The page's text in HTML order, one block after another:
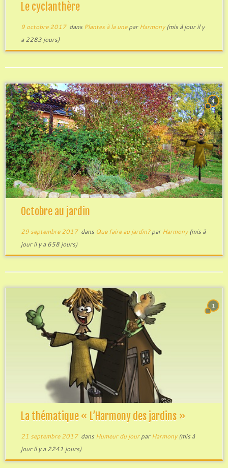
Le cyclanthère
9 octobre 2017dans Plantes à la uneparHarmony(mis à jour il y
a 2283 jours)
4
Octobre au jardin
29 septembre 2017dans Que faire au jardin?parHarmony(mis à
jour il y a 658 jours)
1
La thématique « L’Harmony des jardins »
21 septembre 2017dans Humeur du jourparHarmony(mis à
jour il y a 2241 jours)